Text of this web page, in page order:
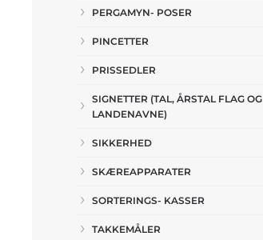
PERGAMYN- POSER
PINCETTER
PRISSEDLER
SIGNETTER (TAL, ÅRSTAL FLAG OG
LANDENAVNE)
SIKKERHED
SKÆREAPPARATER
SORTERINGS- KASSER
TAKKEMÅLER